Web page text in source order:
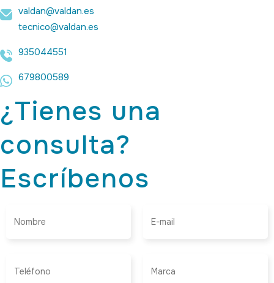
valdan@valdan.es
tecnico@valdan.es
935044551
679800589
¿Tienes una
consulta?
Escríbenos